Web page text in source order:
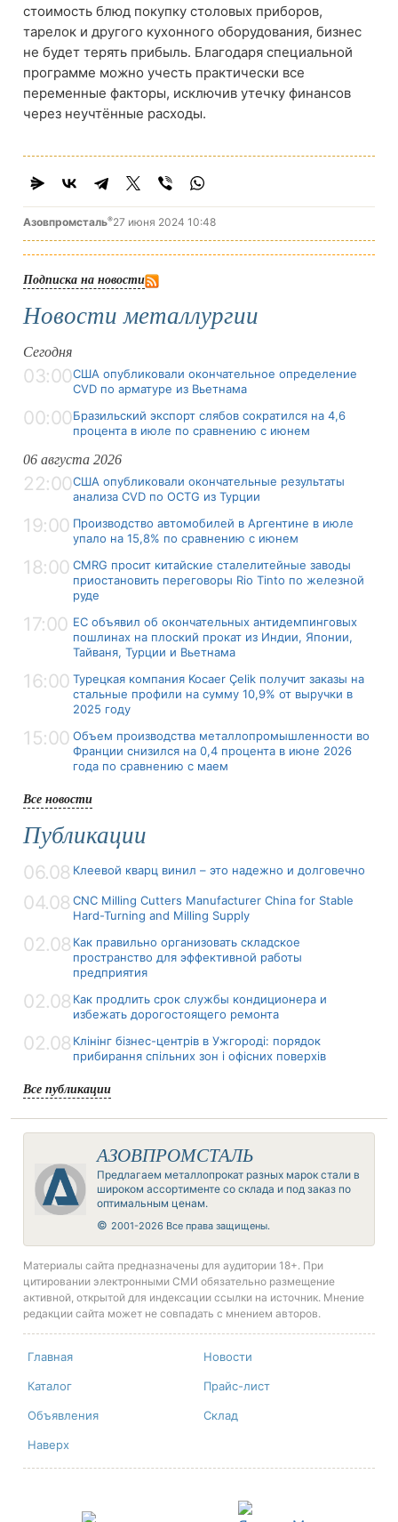
стоимость блюд покупку столовых приборов,
тарелок и другого кухонного оборудования, бизнес
не будет терять прибыль. Благодаря специальной
программе можно учесть практически все
переменные факторы, исключив утечку финансов
через неучтённые расходы.
Азовпромсталь®27 июня 2024 10:48
Подписка на новости
Новости металлургии
Сегодня
03:00США опубликовали окончательное определение
CVD по арматуре из Вьетнама
00:00Бразильский экспорт слябов сократился на 4,6
процента в июле по сравнению с июнем
06 августа 2026
22:00США опубликовали окончательные результаты
анализа CVD по OCTG из Турции
19:00 Производство автомобилей в Аргентине в июле
упало на 15,8% по сравнению с июнем
18:00 CMRG просит китайские сталелитейные заводы
приостановить переговоры Rio Tinto по железной
руде
17:00 ЕС объявил об окончательных антидемпинговых
пошлинах на плоский прокат из Индии, Японии,
Тайваня, Турции и Вьетнама
16:00 Турецкая компания Kocaer Çelik получит заказы на
стальные профили на сумму 10,9% от выручки в
2025 году
15:00 Объем производства металлопромышленности во
Франции снизился на 0,4 процента в июне 2026
года по сравнению с маем
Все новости
Публикации
06.08 Клеевой кварц винил – это надежно и долговечно
04.08 CNC Milling Cutters Manufacturer China for Stable
Hard-Turning and Milling Supply
02.08 Как правильно организовать складское
пространство для эффективной работы
предприятия
02.08 Как продлить срок службы кондиционера и
избежать дорогостоящего ремонта
02.08 Клінінг бізнес-центрів в Ужгороді: порядок
прибирання спільних зон і офісних поверхів
Все публикации
АЗОВПРОМСТАЛЬ
Предлагаем металлопрокат разных марок стали в
широком ассортименте со склада и под заказ по
оптимальным ценам.
© 2001-2026 Все права защищены.
Материалы сайта предназначены для аудитории 18+. При
цитировании электронными СМИ обязательно размещение
активной, открытой для индексации ссылки на источник. Мнение
редакции сайта может не совпадать с мнением авторов.
Главная Новости
Каталог Прайс-лист
Объявления Склад
Наверх